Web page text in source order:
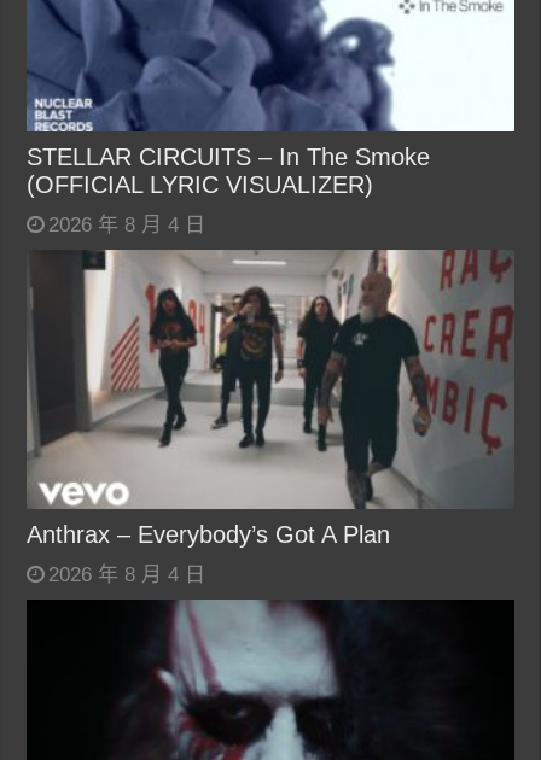
STELLAR CIRCUITS – In The Smoke
(OFFICIAL LYRIC VISUALIZER)
2026 年 8 月 4 日
Anthrax – Everybody’s Got A Plan
2026 年 8 月 4 日